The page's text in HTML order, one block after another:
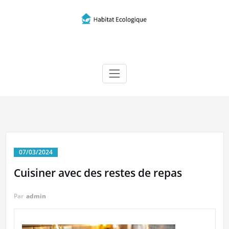
Habitat écologique
07/03/2024
Cuisiner avec des restes de repas
Par admin